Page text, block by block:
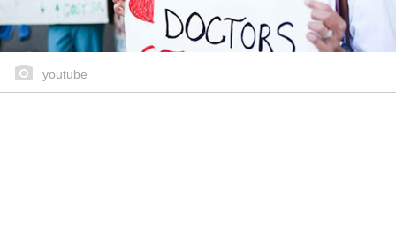
youtube